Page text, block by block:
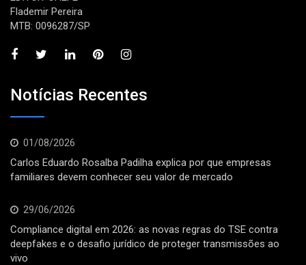
Flademir Pereira
MTB: 0096287/SP
Notícias Recentes
01/08/2026
Carlos Eduardo Rosalba Padilha explica por que empresas
familiares devem conhecer seu valor de mercado
29/06/2026
Compliance digital em 2026: as novas regras do TSE contra
deepfakes e o desafio jurídico de proteger transmissões ao
vivo